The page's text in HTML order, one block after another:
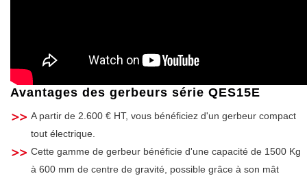
Avantages des gerbeurs série QES15E
A partir de 2.600 € HT, vous bénéficiez d'un gerbeur compact
tout électrique.
Cette gamme de gerbeur bénéficie d'une capacité de 1500 Kg
à 600 mm de centre de gravité, possible grâce à son mât